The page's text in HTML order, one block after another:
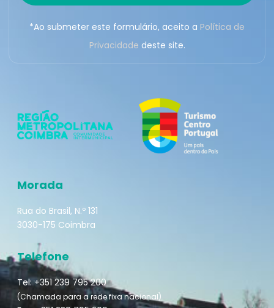
*Ao submeter este formulário, aceito a Política de
Privacidade deste site.
Morada
Rua do Brasil, N.º 131
3030-175 Coimbra
Telefone
Tel: +351 239 795 200
(Chamada para a rede fixa nacional)